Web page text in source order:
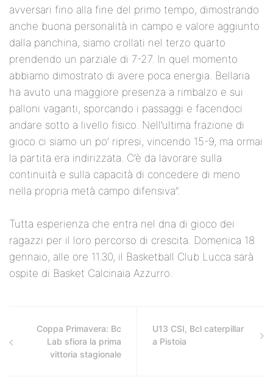
avversari fino alla fine del primo tempo, dimostrando
anche buona personalità in campo e valore aggiunto
dalla panchina, siamo crollati nel terzo quarto
prendendo un parziale di 7-27. In quel momento
abbiamo dimostrato di avere poca energia. Bellaria
ha avuto una maggiore presenza a rimbalzo e sui
palloni vaganti, sporcando i passaggi e facendoci
andare sotto a livello fisico. Nell’ultima frazione di
gioco ci siamo un po’ ripresi, vincendo 15-9, ma ormai
la partita era indirizzata. C’è da lavorare sulla
continuità e sulla capacità di concedere di meno
nella propria metà campo difensiva”.
Tutta esperienza che entra nel dna di gioco dei
ragazzi per il loro percorso di crescita. Domenica 18
gennaio, alle ore 11.30, il Basketball Club Lucca sarà
ospite di Basket Calcinaia Azzurro.
Coppa Primavera: Bc
Lab sfiora la prima
vittoria stagionale
U13 CSI, Bcl caterpillar
a Pistoia